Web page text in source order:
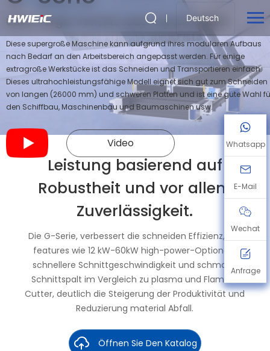
Deutsch
Ultra-large-Format Laser Metall Cutter
Diese supergroße Maschine kann aufgrund ihres modularen Aufbaus
nach Bedarf an den Arbeitsbereich angepasst werden. Für einige
extragroße Werkstücke ist das Schneiden und Transportieren einfach.
Dieses ultrahochleistungsfähige Modell eignet sich gut zum Schneiden
von langen (26000 mm) und schweren Platten und ist eine gute Wahl
den Schiffbau, Maschinenbau und Baumaschinen usw.
Video
Leistung basierend auf
Robustheit und vor allem
Zuverlässigkeit.
Die G-Serie, verbessert die schneiden Effizienz, mit
features wie 12 kW-60kW high-power-Optionen,
schnellere Schnittgeschwindigkeit und schmaler
Schnittspalt im Vergleich zu plasma und Flamme
Cutter, deutlich die Steigerung der Produktivität und
Reduzierung material Abfall.
Öffnen Sie Den Katalog
Whatsapp
E-Mail
Wechat
Anfrage